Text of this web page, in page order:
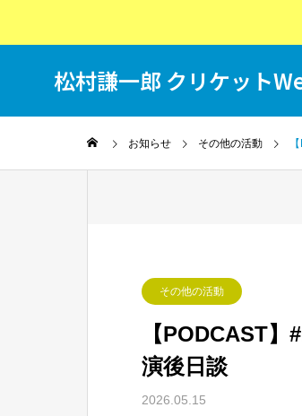
松村謙一郎 クリケット
お知らせ その他の活動
その他の活動
【PODCAST
演後日談
2026.05.15